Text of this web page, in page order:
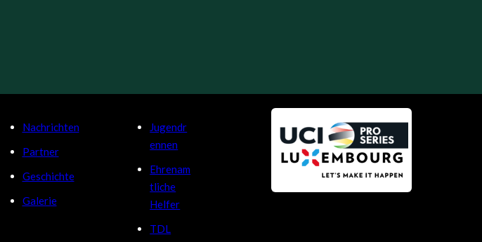
Nachrichten
Partner
Geschichte
Galerie
Jugendr
ennen
Ehrenam
tliche
Helfer
TDL